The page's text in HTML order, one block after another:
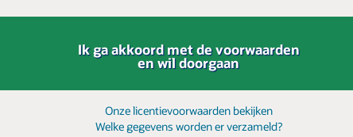
Ik ga akkoord met de voorwaarden
en wil doorgaan
Onze licentievoorwaarden bekijken
Welke gegevens worden er verzameld?